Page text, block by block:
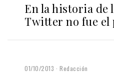
En la historia de
Twitter no fue
01/10/2013 Redacción